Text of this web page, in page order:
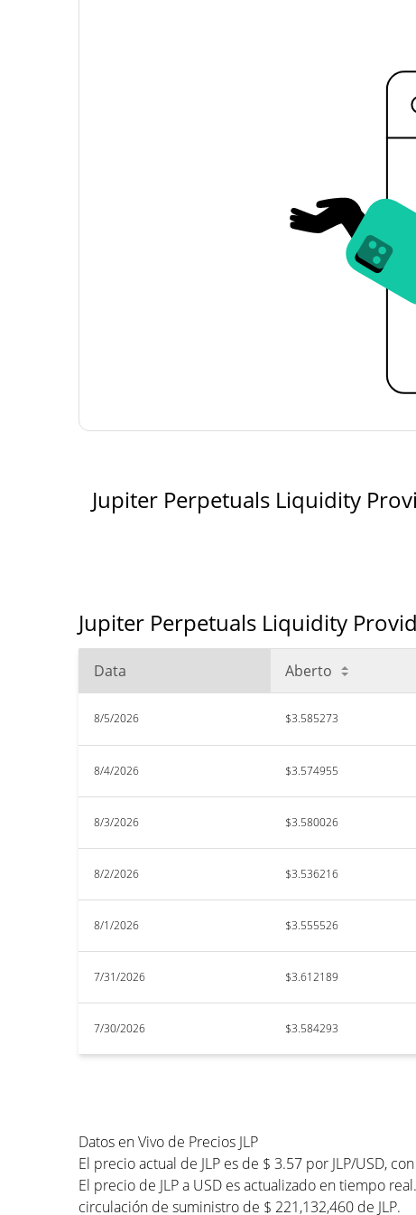
Jupiter Perpetuals Liquidity
Jupiter Perpetuals Liquidity
Data Aberto
8/5/2026 $3.585273
8/4/2026 $3.574955
8/3/2026 $3.580026
8/2/2026 $3.536216
8/1/2026 $3.555526
7/31/2026 $3.612189
7/30/2026 $3.584293
Datos en Vivo de Precios JLP
El precio actual de JLP es de $ 3.57 por JLP/USD,
El precio de JLP a USD es actualizado en tiempo
circulación de suministro de $ 221,132,460 de JLP.